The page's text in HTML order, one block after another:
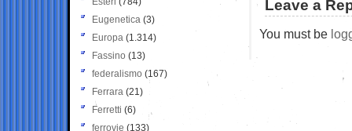
Leave a
You must be
Eugenetica (3)
Europa (1.314)
Fassino (13)
federalismo (167)
Ferrara (21)
Ferretti (6)
ferrovie (133)